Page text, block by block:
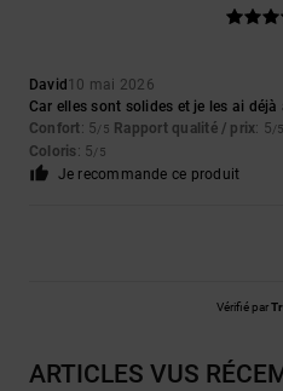
David 10 mai 2026
Car elles sont solides et je les ai déjà
Confort: 5/5 Rapport qualité / prix: 5/5
Coloris: 5/5
Je recommande ce produit
Vérifié par
ARTICLES VUS